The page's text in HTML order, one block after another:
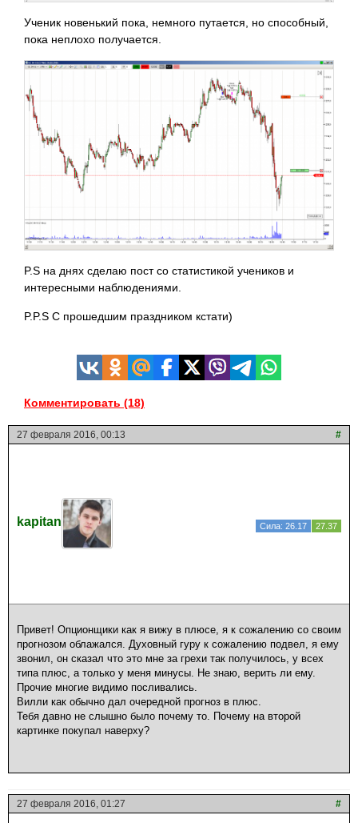
Ученик новенький пока, немного путается, но способный,
пока неплохо получается.
P.S на днях сделаю пост со статистикой учеников и
интересными наблюдениями.
P.P.S С прошедшим праздником кстати)
Комментировать (18)
27 февраля 2016, 00:13 #
kapitan Сила: 26.17 27.37
Привет! Опционщики как я вижу в плюсе, я к сожалению со своим
прогнозом облажался. Духовный гуру к сожалению подвел, я ему
звонил, он сказал что это мне за грехи так получилось, у всех
типа плюс, а только у меня минусы. Не знаю, верить ли ему.
Прочие многие видимо посливались.
Вилли как обычно дал очередной прогноз в плюс.
Тебя давно не слышно было почему то. Почему на второй
картинке покупал наверху?
27 февраля 2016, 01:27 #